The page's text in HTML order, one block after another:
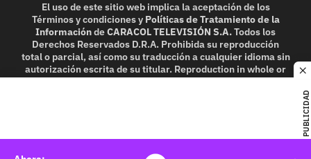
PUBLICIDAD
El uso de este sitio web implica la aceptación de los
Términos y condicionesy Políticas de Tratamiento de la
InformacióndeCARACOL TELEVISIÓN S.A.Todos los
Derechos Reservados D.R.A. Prohibida su reproducción
total o parcial, así como su traducción a cualquier idioma sin
autorización escrita de su titular. Reproduction in whole or
in part, or translation without written permission is